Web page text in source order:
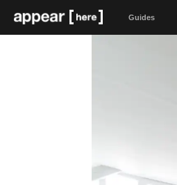
Guides